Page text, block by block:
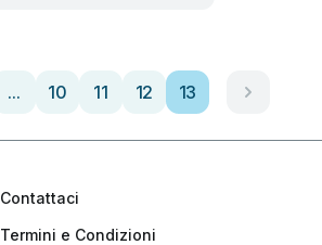
... 10 11 12 13
Contattaci
Termini e Condizioni